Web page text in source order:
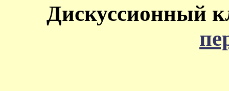
Дискуссионный